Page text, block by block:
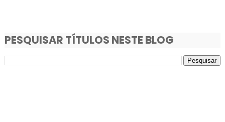
PESQUISAR TÍTULOS NESTE BLOG